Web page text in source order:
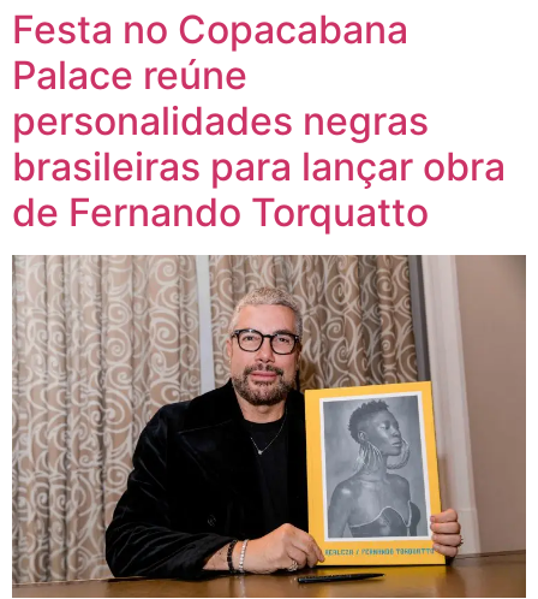
Festa no Copacabana
Palace reúne
personalidades negras
brasileiras para lançar obra
de Fernando Torquatto